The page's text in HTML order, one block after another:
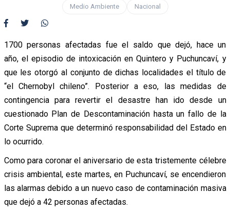
Medio Ambiente Nacional
1700 personas afectadas fue el saldo que dejó, hace un
año, el episodio de intoxicación en Quintero y Puchuncaví, y
que les otorgó al conjunto de dichas localidades el título de
“el Chernobyl chileno”. Posterior a eso, las medidas de
contingencia para revertir el desastre han ido desde un
cuestionado Plan de Descontaminación hasta un fallo de la
Corte Suprema que determinó responsabilidad del Estado en
lo ocurrido.
Como para coronar el aniversario de esta tristemente célebre
crisis ambiental, este martes, en Puchuncaví, se encendieron
las alarmas debido a un nuevo caso de contaminación masiva
que dejó a 42 personas afectadas.